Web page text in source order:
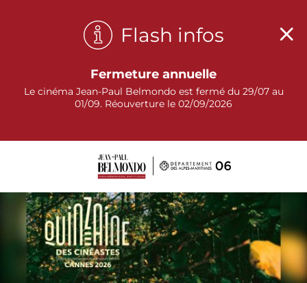
Flash infos
Fermeture annuelle
Le cinéma Jean-Paul Belmondo est fermé du 29/07 au
01/09. Réouverture le 02/09/2026